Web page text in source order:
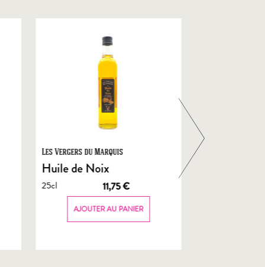
Les Vergers du Marquis
Huile de Noix
25cl 11,75€
AJOUTER AU PANIER